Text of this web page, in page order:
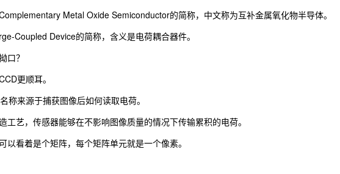
Metal Oxide Semiconductor的简称，中文称为互补金属氧化物半导体。
Coupled Device的简称，含义是电荷耦合器件。
口？
更顺耳。
称来源于捕获图像后如何读取电荷。
工艺，传感器能够在不影响图像质量的情况下传输累积的电荷。
以看着是个矩阵，每个矩阵单元就是一个像素。